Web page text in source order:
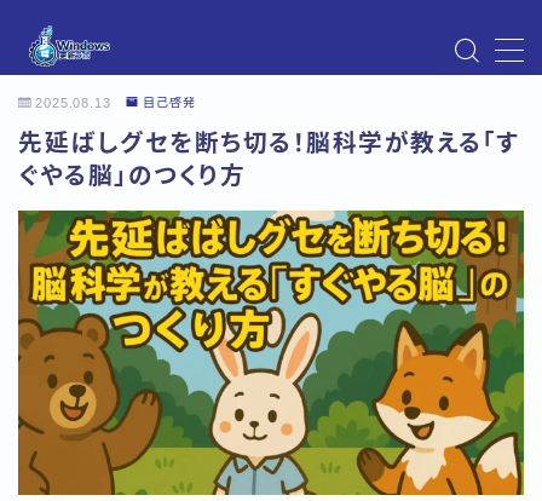
Instagram
Windows Updateの不具合・エラー対処法まとめ
【Windows11対応】
アクセス
お問い合わせ
デモプリセット記事 Part07
トップページ
プライバシーポリシー
プロフィール
メニュー
利用規約／特定商取引法に基づく表記
有料記事の決済完了ページ
運営者情報
2025.08.13 自己啓発
先延ばしグセを断ち切る！脳科学が教える「す
ぐやる脳」のつくり方